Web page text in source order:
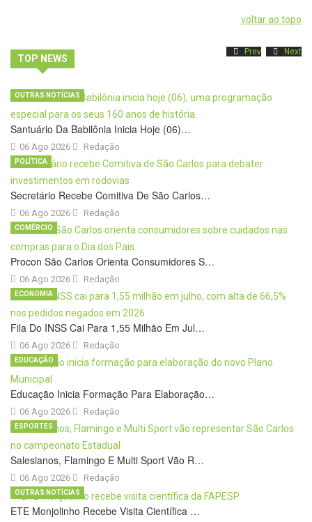
voltar ao topo
TOP NEWS
Prev Next
Santuário Da Babilônia Inicia Hoje (06)…
06 Ago 2026
OUTRAS NOTÍCIAS
Redação
Secretário Recebe Comitiva De São Carlos…
06 Ago 2026
POLÍTICA
Redação
Procon São Carlos Orienta Consumidores S…
06 Ago 2026
COMÉRCIO
Redação
Fila Do INSS Cai Para 1,55 Milhão Em Jul…
06 Ago 2026
ECONOMIA
Redação
Educação Inicia Formação Para Elaboração…
06 Ago 2026
EDUCAÇÃO
Redação
Salesianos, Flamingo E Multi Sport Vão R…
06 Ago 2026
ESPORTES
Redação
ETE Monjolinho Recebe Visita Científica …
OUTRAS NOTÍCIAS